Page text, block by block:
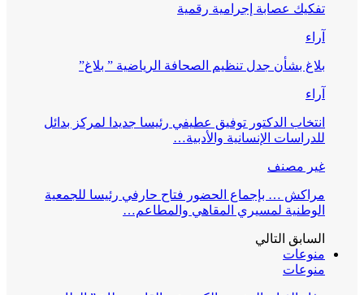
تفكيك عصابة إجرامية رقمية
آراء
بلاغ بشأن جدل تنظيم الصحافة الرياضية ” بلاغ”
آراء
انتخاب الدكتور توفيق عطيفي رئيسا جديدا لمركز بدائل
للدراسات الإنسانية والأدبية…
غير مصنف
مراكش … بإجماع الحضور فتاح حارفي رئيسا للجمعية
الوطنية لمسيري المقاهي والمطاعم…
السابق التالي
منوعات
منوعات